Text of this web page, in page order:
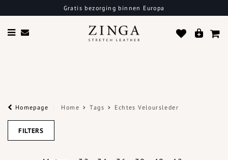
Gratis bezorging binnen Europa
Homepage Home Tags Echtes Veloursleder
FILTERS